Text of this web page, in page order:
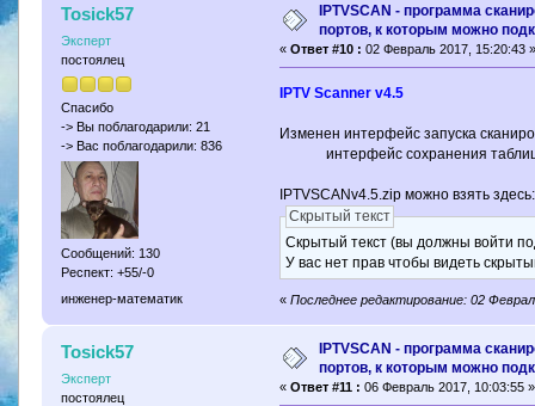
Tosick57
Эксперт
постоялец
Спасибо
-> Вы поблагодарили: 21
-> Вас поблагодарили: 836
Сообщений: 130
Респект: +55/-0
инженер-математик
IPTVSCAN - программа
портов, к которым можно
«Ответ #10 : 02 Февраль 2017, 15:20:43
IPTV Scanner v4.5
Изменен интерфейс запуска
интерфейс сохранения
IPTVSCANv4.5.zip можно взять здесь:
Скрытый текст
Скрытый текст (вы должны войти
У вас нет прав чтобы видеть
«Последнее редактирование: 02
Tosick57
Эксперт
постоялец
IPTVSCAN - программа
портов, к которым можно
«Ответ #11 : 06 Февраль 2017, 10:03:55 »